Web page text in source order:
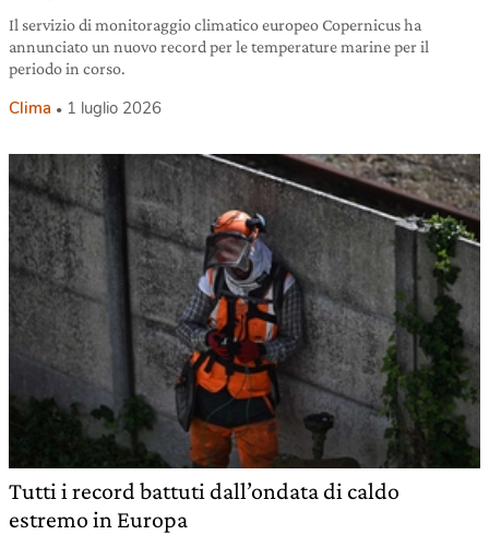
Il servizio di monitoraggio climatico europeo Copernicus ha
annunciato un nuovo record per le temperature marine per il
periodo in corso.
Clima 1 luglio 2026
Tutti i record battuti dall’ondata di caldo
estremo in Europa